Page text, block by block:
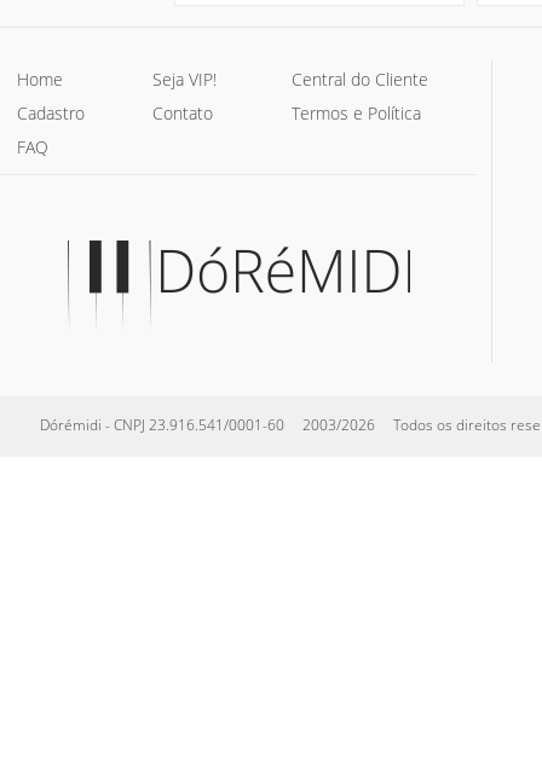
Home Seja VIP!
Central do Cliente
Cadastro
Contato
Termos e Política
FAQ
Dórémidi - CNPJ 23.916.541/0001-60 2003/2026 Todos os direitos